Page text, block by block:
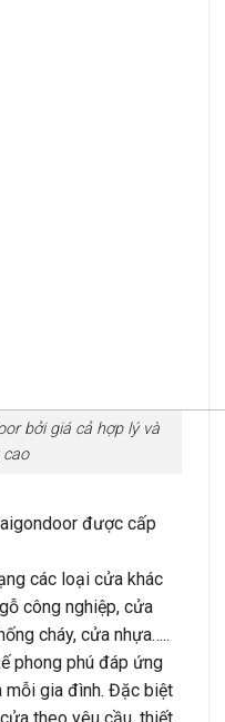
bởi giá cả hợp lý và
được cấp
các loại cửa khác
công nghiệp, cửa
cháy, cửa nhựa…..
phong phú đáp ứng
mỗi gia đình. Đặc biệt